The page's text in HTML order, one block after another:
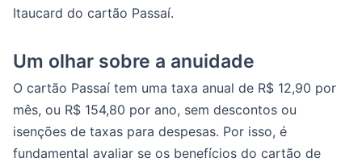
Itaucard do cartão Passaí.
Um olhar sobre a anuidade
O cartão Passaí tem uma taxa anual de R$ 12,90 por
mês, ou R$ 154,80 por ano, sem descontos ou
isenções de taxas para despesas. Por isso, é
fundamental avaliar se os benefícios do cartão de